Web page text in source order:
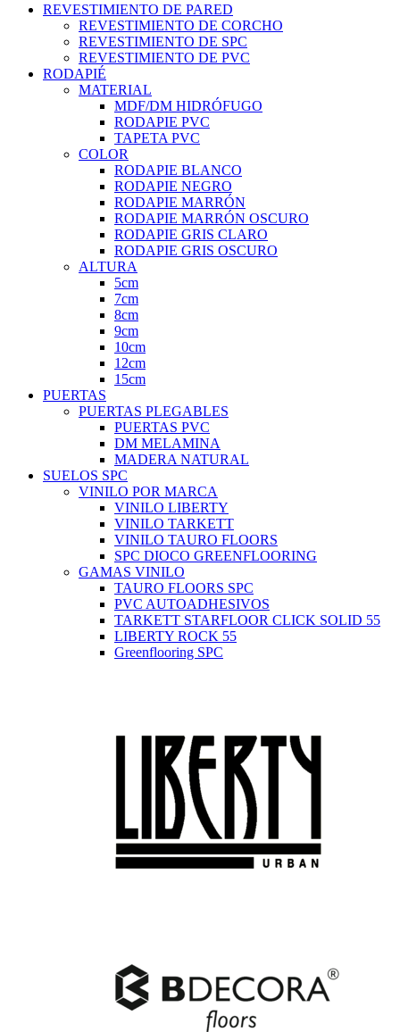
REVESTIMIENTO DE PARED
REVESTIMIENTO DE CORCHO
REVESTIMIENTO DE SPC
REVESTIMIENTO DE PVC
RODAPIÉ
MATERIAL
MDF/DM HIDRÓFUGO
RODAPIE PVC
TAPETA PVC
COLOR
RODAPIE BLANCO
RODAPIE NEGRO
RODAPIE MARRÓN
RODAPIE MARRÓN OSCURO
RODAPIE GRIS CLARO
RODAPIE GRIS OSCURO
ALTURA
5cm
7cm
8cm
9cm
10cm
12cm
15cm
PUERTAS
PUERTAS PLEGABLES
PUERTAS PVC
DM MELAMINA
MADERA NATURAL
SUELOS SPC
VINILO POR MARCA
VINILO LIBERTY
VINILO TARKETT
VINILO TAURO FLOORS
SPC DIOCO GREENFLOORING
GAMAS VINILO
TAURO FLOORS SPC
PVC AUTOADHESIVOS
TARKETT STARFLOOR CLICK SOLID 55
LIBERTY ROCK 55
Greenflooring SPC